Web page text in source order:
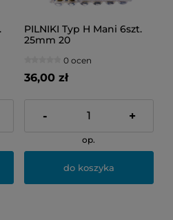
PILNIKI Typ H Mani 6szt.
25mm 20
0 ocen
36,00 zł
- +
op.
do koszyka